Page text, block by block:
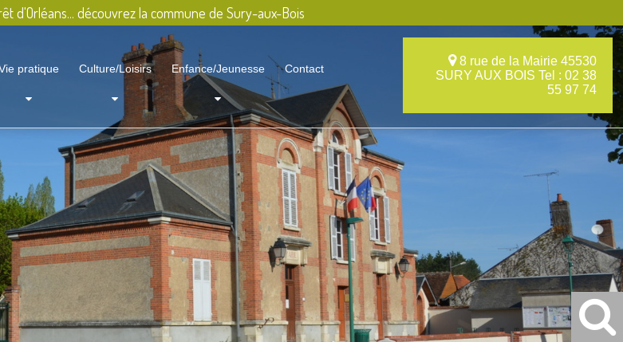
d'Orléans... découvrez la commune de Sury-aux-Bois
8 rue de la Mairie 45530
SURY AUX BOIS Tel : 02 38
55 97 74
pratique Culture/Loisirs Enfance/Jeunesse Contact